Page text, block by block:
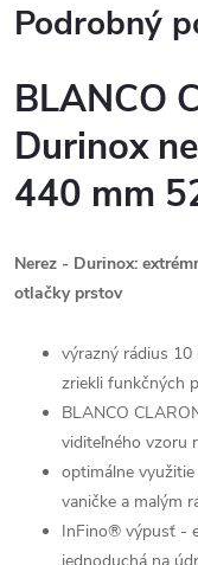
Podrobný
BLANCO
Durinox
440 mm
Nerez - Durinox:
otlačky prstov
výrazný rádius
zriekli funkčných
BLANCO
viditeľného vzoru
optimálne
vaničke a malým
InFino® výpusť -